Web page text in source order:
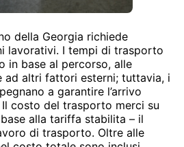
della Georgia richiede
lavorativi. I tempi di trasporto
in base al percorso, alle
ad altri fattori esterni; tuttavia, i
a garantire l’arrivo
costo del trasporto merci su
alla tariffa stabilita – il
di trasporto. Oltre alle